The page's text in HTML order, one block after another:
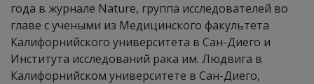
года в журнале Nature, группа исследователей во
главе с учеными из Медицинского факультета
Калифорнийского университета в Сан-Диего и
Института исследований рака им. Людвига в
Калифорнийском университете в Сан-Диего,